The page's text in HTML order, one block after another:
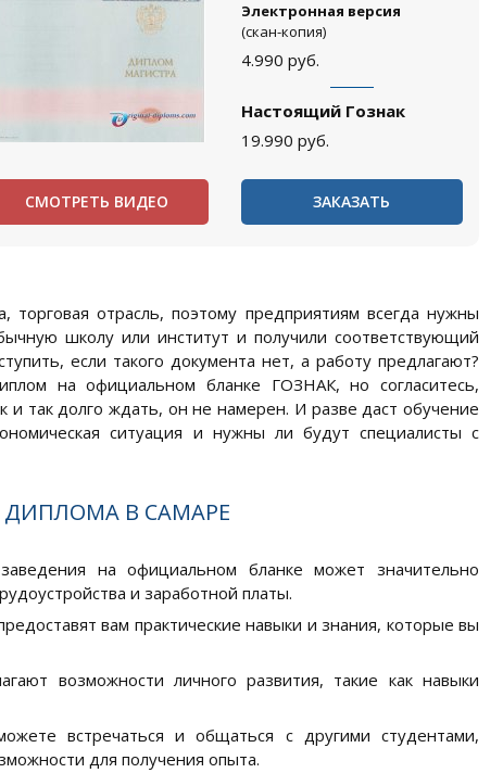
Электронная версия
(скан-копия)
4.990 руб.
Настоящий Гознак
19.990 руб.
СМОТРЕТЬ ВИДЕО ЗАКАЗАТЬ
отрасль, поэтому предприятиям всегда нужны
школу или институт и получили соответствующий
если такого документа нет, а работу предлагают?
на официальном бланке ГОЗНАК, но согласитесь,
и так долго ждать, он не намерен. И разве даст обучение
ситуация и нужны ли будут специалисты с
В САМАРЕ
на официальном бланке может значительно
и заработной платы.
вам практические навыки и знания, которые вы
возможности личного развития, такие как навыки
встречаться и общаться с другими студентами,
для получения опыта.